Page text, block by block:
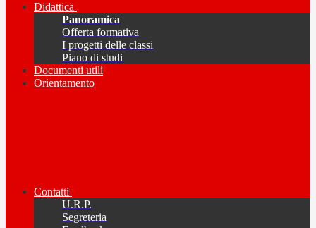
Didattica
Panoramica
Offerta formativa
I progetti delle classi
Piano di studi
Documenti utili
Orientamento
Contatti
U.R.P.
Segreteria